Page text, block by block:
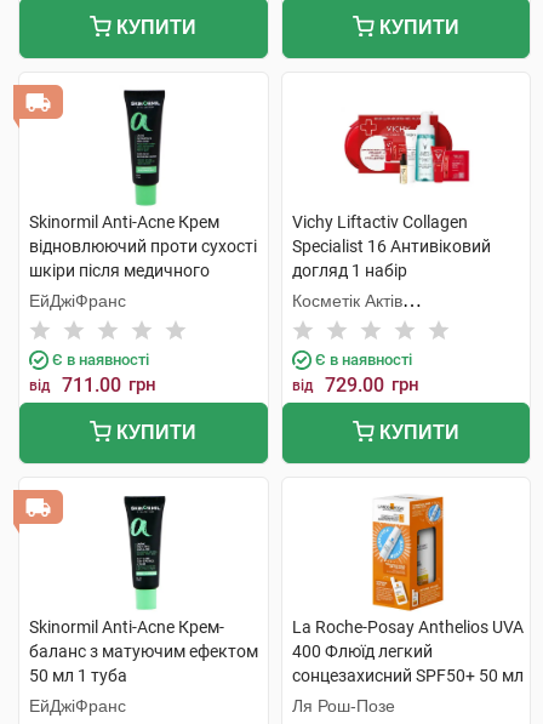
КУПИТИ КУПИТИ
Skinormil Anti-Acne Крем
відновлюючий проти сухості
шкіри після медичного
лікування 50 мл 1 туба
ЕйДжіФранс
Є в наявності
від 711.00 грн
КУПИТИ
Vichy Liftactiv Collagen
Specialist 16 Антивіковий
догляд 1 набір
Косметік Актів
Інтернаціональ
Є в наявності
від 729.00 грн
КУПИТИ
Skinormil Anti-Acne Крем-
баланс з матуючим ефектом
50 мл 1 туба
ЕйДжіФранс
La Roche-Posay Anthelios UVA
400 Флюїд легкий
сонцезахисний SPF50+ 50 мл
+ Термальна вода 50 мл 1
Ля Рош-Позе